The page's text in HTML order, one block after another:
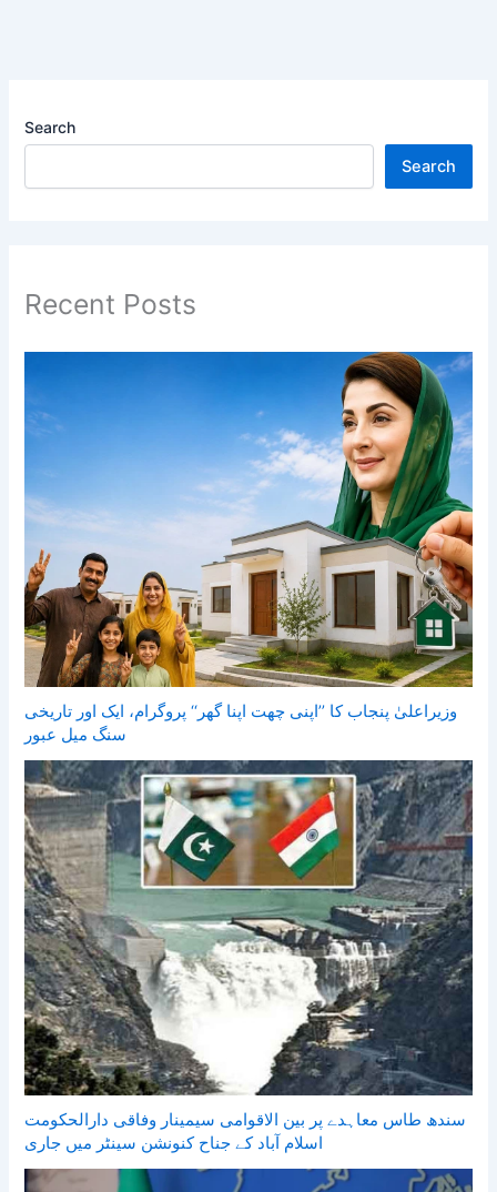
Search
Search
Recent Posts
وزیراعلیٰ پنجاب کا ’’اپنی چھت اپنا گھر‘‘ پروگرام، ایک اور تاریخی
سنگ میل عبور
سندھ طاس معاہدے پر بین الاقوامی سیمینار وفاقی دارالحکومت
اسلام آباد کے جناح کنونشن سینٹر میں جاری